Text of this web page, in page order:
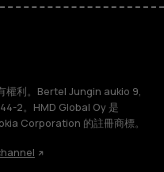
權利。Bertel Jungin aukio 9,
2。HMD Global Oy 是
Corporation 的註冊商標。